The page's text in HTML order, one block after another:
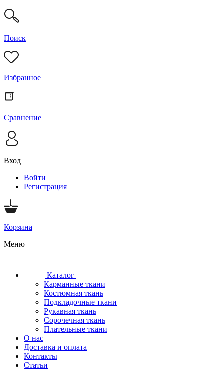
Поиск
Избранное
Сравнение
Вход
Войти
Регистрация
Корзина
Меню
Каталог
Карманные ткани
Костюмная ткань
Подкладочные ткани
Рукавная ткань
Сорочечная ткань
Плательные ткани
О нас
Доставка и оплата
Контакты
Статьи